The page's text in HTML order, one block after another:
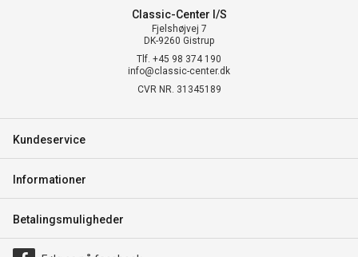
Classic-Center I/S
Fjelshøjvej 7
DK-9260 Gistrup
Tlf. +45 98 374 190
info@classic-center.dk
CVR NR. 31345189
Kundeservice
Informationer
Betalingsmuligheder